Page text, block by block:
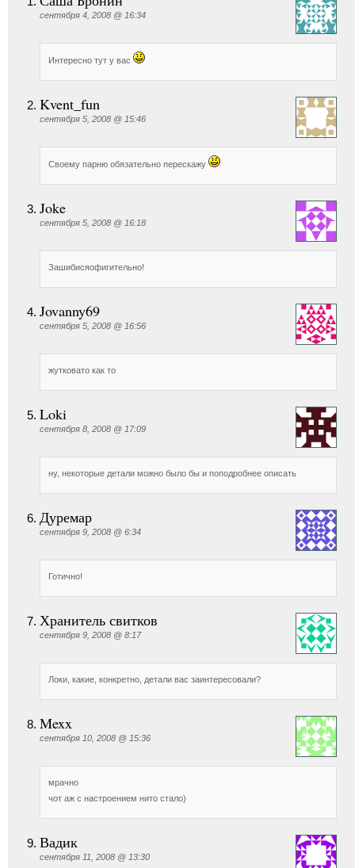
сентября 4, 2008 @ 16:34
Интересно тут у вас
Kvent_fun
сентября 5, 2008 @ 15:46
Своему парню обязательно перескажу
Joke
сентября 5, 2008 @ 16:18
Зашибисяофигительно!
Jovanny69
сентября 5, 2008 @ 16:56
жутковато как то
Loki
сентября 8, 2008 @ 17:09
ну, некоторые детали можно было бы и поподробнее описать
Дуремар
сентября 9, 2008 @ 6:34
Готично!
Хранитель свитков
сентября 9, 2008 @ 8:17
Локи, какие, конкретно, детали вас заинтересовали?
Mexx
сентября 10, 2008 @ 15:36
мрачно
чот аж с настроением нито стало)
Вадик
сентября 11, 2008 @ 13:30